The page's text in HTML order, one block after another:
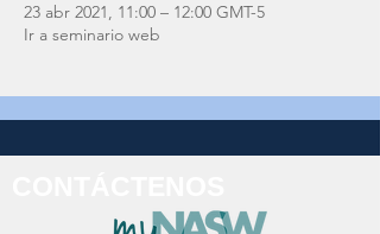
23 abr 2021, 11:00 – 12:00 GMT-5
Ir a seminario web